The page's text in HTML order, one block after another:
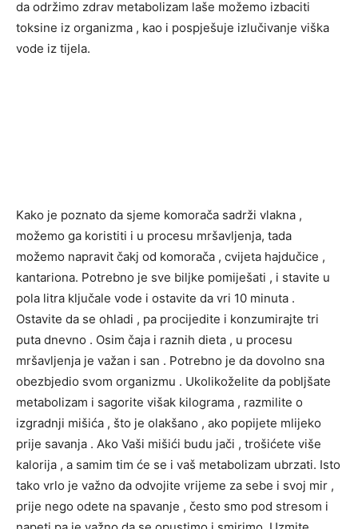
da održimo zdrav metabolizam laše možemo izbaciti
toksine iz organizma , kao i pospješuje izlučivanje viška
vode iz tijela.
Kako je poznato da sjeme komorača sadrži vlakna ,
možemo ga koristiti i u procesu mršavljenja, tada
možemo napravit čakj od komorača , cvijeta hajdučice ,
kantariona. Potrebno je sve biljke pomiješati , i stavite u
pola litra ključale vode i ostavite da vri 10 minuta .
Ostavite da se ohladi , pa procijedite i konzumirajte tri
puta dnevno . Osim čaja i raznih dieta , u procesu
mršavljenja je važan i san . Potrebno je da dovolno sna
obezbjedio svom organizmu . Ukolikoželite da pobljšate
metabolizam i sagorite višak kilograma , razmilite o
izgradnji mišića , što je olakšano , ako popijete mlijeko
prije savanja . Ako Vaši mišići budu jači , trošićete više
kalorija , a samim tim će se i vaš metabolizam ubrzati. Isto
tako vrlo je važno da odvojite vrijeme za sebe i svoj mir ,
prije nego odete na spavanje , često smo pod stresom i